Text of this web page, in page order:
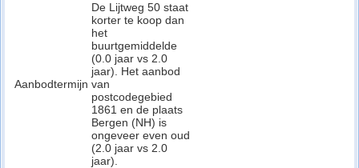
Aanbodtermijn
De Lijtweg 50 staat
korter te koop dan
het
buurtgemiddelde
(0.0 jaar vs 2.0
jaar). Het aanbod
van
postcodegebied
1861 en de plaats
Bergen (NH) is
ongeveer even oud
(2.0 jaar vs 2.0
jaar).